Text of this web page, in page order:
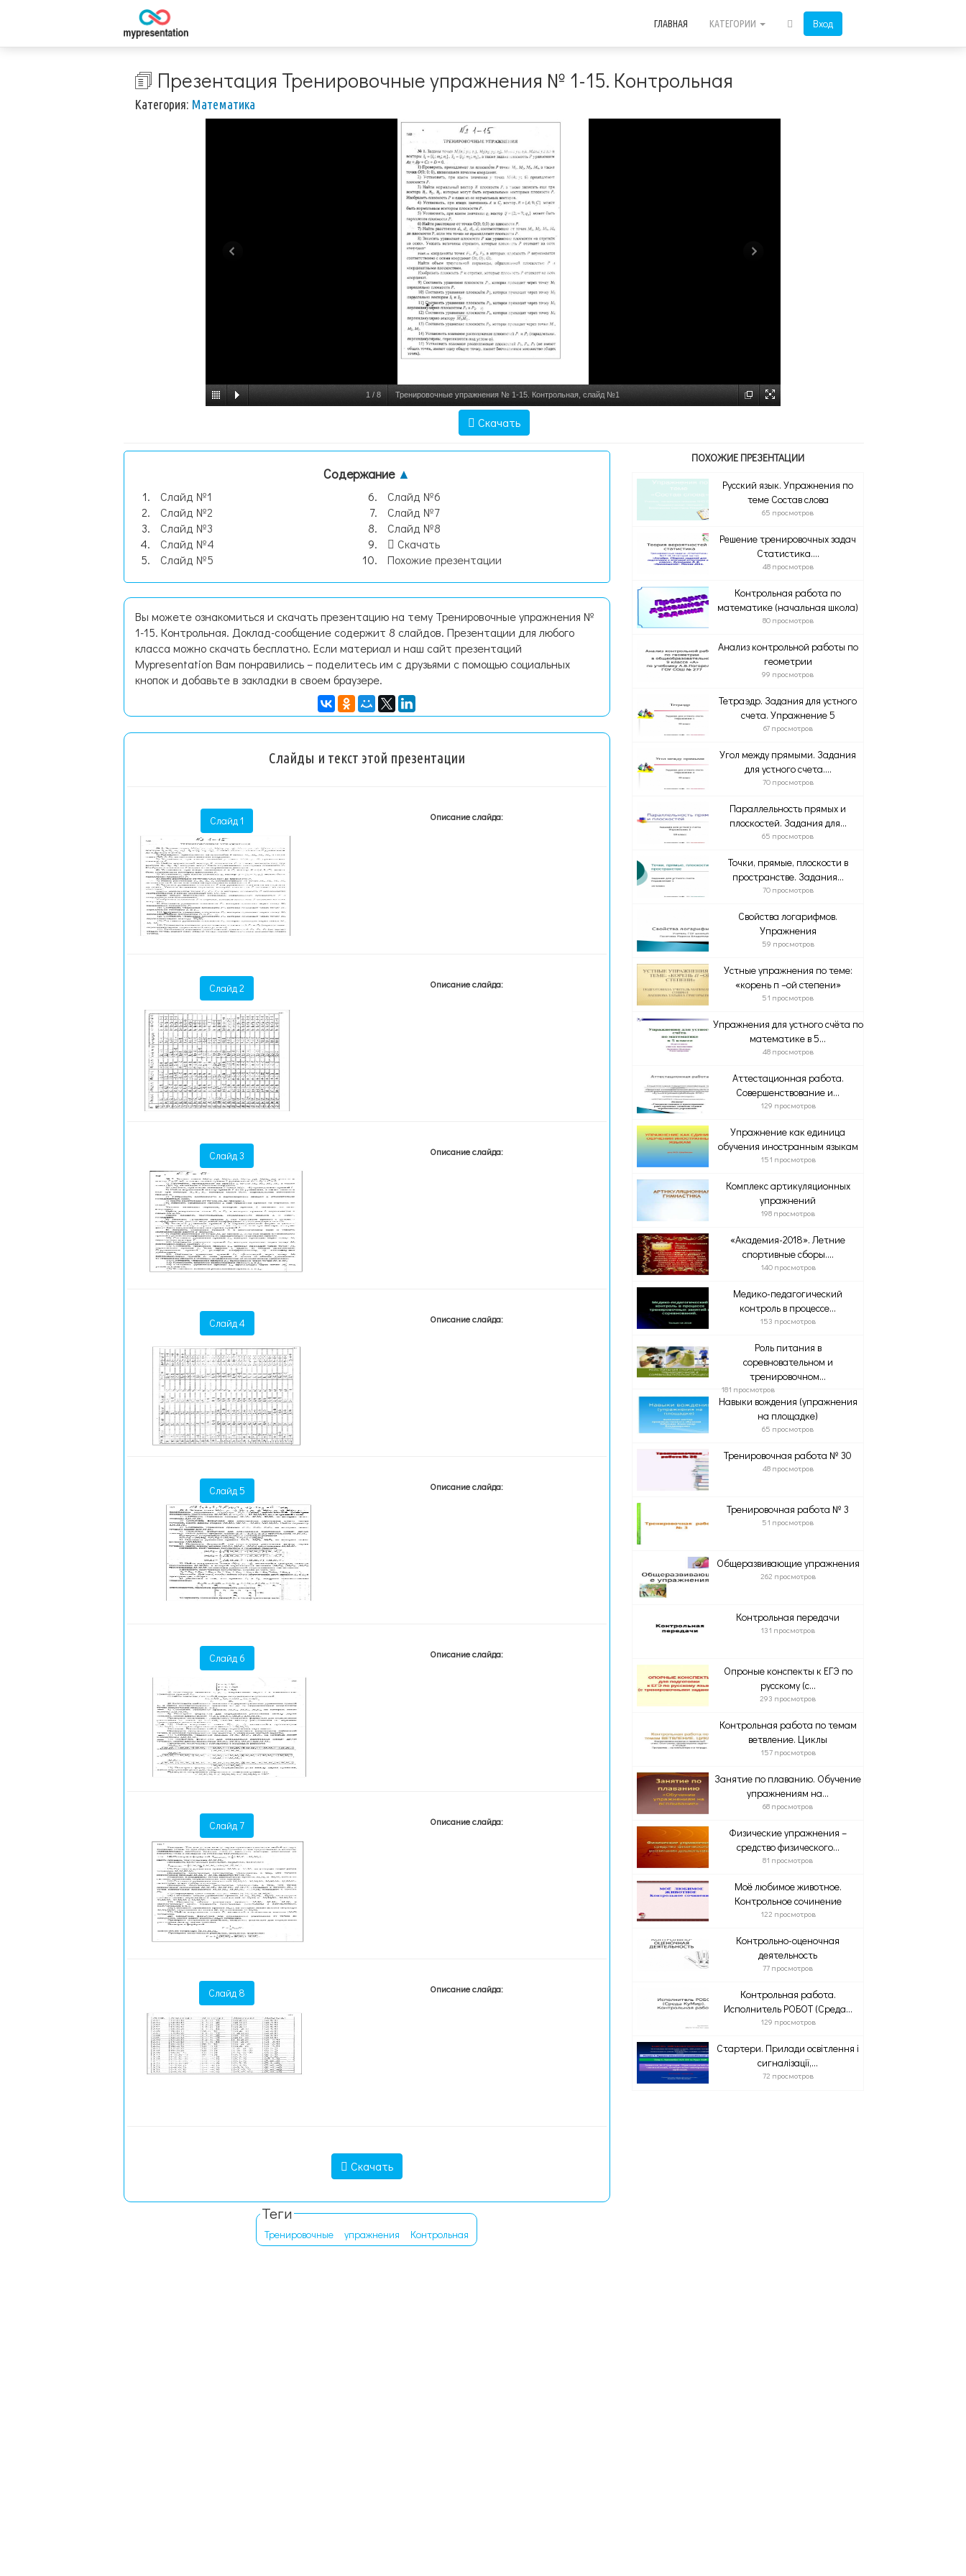
Вход
ГЛАВНАЯ КАТЕГОРИИ
🗊 Презентация Тренировочные упражнения № 1-15. Контрольная
Категория: Математика
1 / 8 Тренировочные упражнения № 1-15. Контрольная, слайд №1
Скачать
Содержание ▲
Слайд №1
Слайд №2
Слайд №3
Слайд №4
Слайд №5
Слайд №6
Слайд №7
Слайд №8
Скачать
Похожие презентации
Вы можете ознакомиться и скачать презентацию на тему Тренировочные упражнения №
1-15. Контрольная. Доклад-сообщение содержит 8 слайдов. Презентации для любого
класса можно скачать бесплатно. Если материал и наш сайт презентаций
Mypresentation Вам понравились – поделитесь им с друзьями с помощью социальных
кнопок и добавьте в закладки в своем браузере.
Слайды и текст этой презентации
Слайд 1 Описание слайда:
Слайд 2 Описание слайда:
Слайд 3 Описание слайда:
Слайд 4 Описание слайда:
Слайд 5 Описание слайда:
Слайд 6 Описание слайда:
Слайд 7 Описание слайда:
Слайд 8 Описание слайда:
Скачать
Теги
Тренировочные упражнения Контрольная
ПОХОЖИЕ ПРЕЗЕНТАЦИИ
Русский язык. Упражнения по
теме Состав слова
65 просмотров
Решение тренировочных задач
Статистика....
48 просмотров
Контрольная работа по
математике (начальная школа)
80 просмотров
Анализ контрольной работы по
геометрии
99 просмотров
Тетраэдр. Задания для устного
счета. Упражнение 5
67 просмотров
Угол между прямыми. Задания
для устного счета....
70 просмотров
Параллельность прямых и
плоскостей. Задания для...
65 просмотров
Точки, прямые, плоскости в
пространстве. Задания...
70 просмотров
Свойства логарифмов.
Упражнения
59 просмотров
Устные упражнения по теме:
«корень п –ой степени»
51 просмотров
Упражнения для устного счёта по
математике в 5...
48 просмотров
Аттестационная работа.
Совершенствование и...
129 просмотров
Упражнение как единица
обучения иностранным языкам
151 просмотров
Комплекс артикуляционных
упражнений
198 просмотров
«Академия-2018». Летние
спортивные сборы....
140 просмотров
Медико-педагогический
контроль в процессе...
153 просмотров
Роль питания в
соревновательном и
тренировочном...
181 просмотров
Навыки вождения (упражнения
на площадке)
65 просмотров
Тренировочная работа № 30
48 просмотров
Тренировочная работа № 3
51 просмотров
Общеразвивающие упражнения
262 просмотров
Контрольная передачи
131 просмотров
Опроные конспекты к ЕГЭ по
русскому (с...
293 просмотров
Контрольная работа по темам
ветвление. Циклы
157 просмотров
Занятие по плаванию. Обучение
упражнениям на...
68 просмотров
Физические упражнения –
средство физического...
81 просмотров
Моё любимое животное.
Контрольное сочинение
122 просмотров
Контрольно-оценочная
деятельность
77 просмотров
Контрольная работа.
Исполнитель РОБОТ (Среда...
129 просмотров
Стартери. Прилади освітлення і
сигналізації,...
72 просмотров